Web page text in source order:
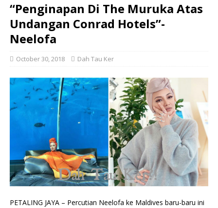
“Penginapan Di The Muruka Atas
Undangan Conrad Hotels”-
Neelofa
October 30, 2018 Dah Tau Ker
PETALING JAYA – Percutian Neelofa ke Maldives baru-baru ini